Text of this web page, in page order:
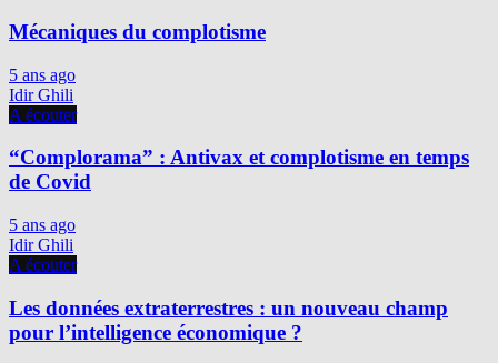
Mécaniques du complotisme
5 ans ago
Idir Ghili
A écouter
“Complorama” : Antivax et complotisme en temps
de Covid
5 ans ago
Idir Ghili
A écouter
Les données extraterrestres : un nouveau champ
pour l’intelligence économique ?